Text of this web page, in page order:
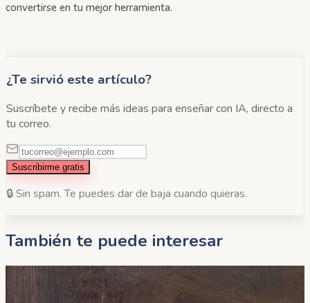
convertirse en tu mejor herramienta.
¿Te sirvió este artículo?
Suscríbete y recibe más ideas para enseñar con IA, directo a
tu correo.
Suscribirme gratis
🔒 Sin spam. Te puedes dar de baja cuando quieras.
También te puede interesar